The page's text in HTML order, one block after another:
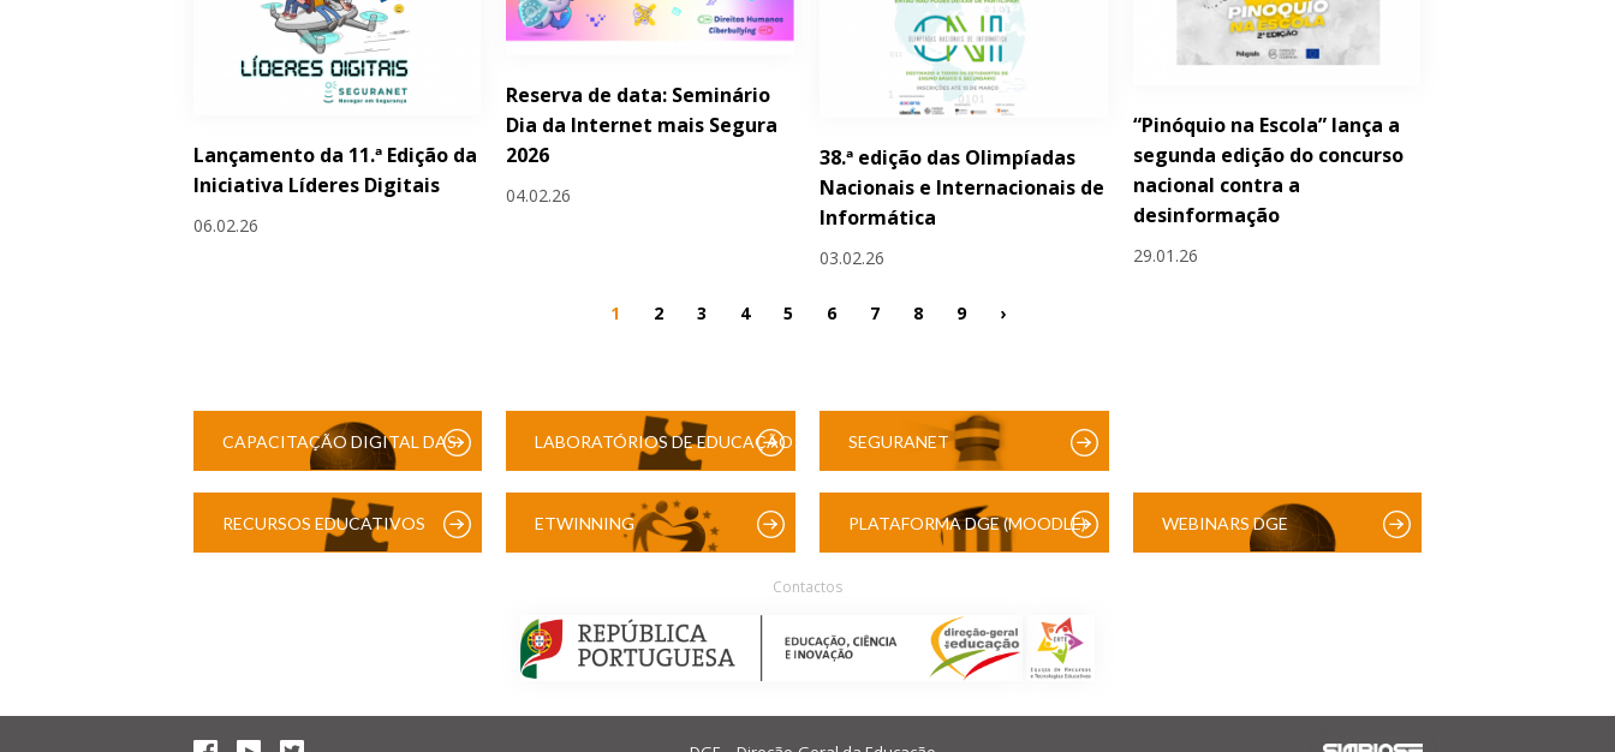
Lançamento da 11.ª Edição da
Iniciativa Líderes Digitais
06.02.26
Reserva de data: Seminário
Dia da Internet mais Segura
2026
04.02.26
38.ª edição das Olimpíadas
Nacionais e Internacionais de
Informática
03.02.26
“Pinóquio na Escola” lança a
segunda edição do concurso
nacional contra a
desinformação
29.01.26
1 2 3 4 5 6 7 8 9 ›
CAPACITAÇÃO DIGITAL DAS LABORATÓRIOS DE EDUCAÇÃO SEGURANET
RECURSOS EDUCATIVOS ETWINNING PLATAFORMA DGE (MOODLE) WEBINARS DGE
Contactos